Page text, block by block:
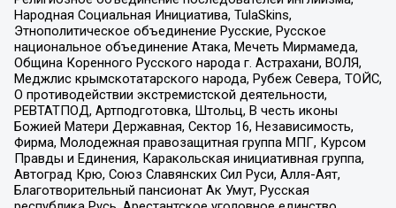
Народная Социальная Инициатива, TulaSkins,
Этнополитическое объединение Русские, Русское
национальное объединение Атака, Мечеть Мирмамеда,
Община Коренного Русского народа г. Астрахани, ВОЛЯ,
Меджлис крымскотатарского народа, Рубеж Севера, ТОЙС,
О противодействии экстремистской деятельности,
РЕВТАТПОД, Артподготовка, Штольц, В честь иконы
Божией Матери Державная, Сектор 16, Независимость,
Фирма, Молодежная правозащитная группа МПГ, Курсом
Правды и Единения, Каракольская инициативная группа,
Автоград Крю, Союз Славянских Сил Руси, Алля-Аят,
Благотворительный пансионат Ак Умут, Русская